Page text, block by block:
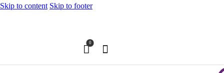
Skip to content Skip to footer
0